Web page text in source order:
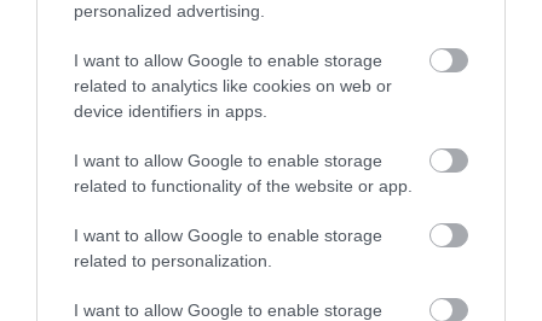
personalized advertising.
I want to allow Google to enable storage
related to analytics like cookies on web or
device identifiers in apps.
I want to allow Google to enable storage
related to functionality of the website or app.
I want to allow Google to enable storage
related to personalization.
I want to allow Google to enable storage
ΔΗΜΟΦΙΛΗ